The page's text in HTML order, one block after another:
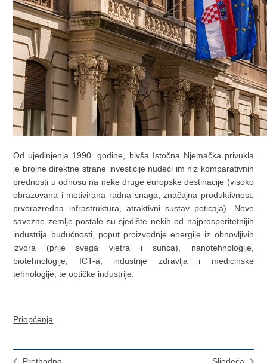
Od ujedinjenja 1990. godine, bivša Istočna Njemačka privukla
je brojne direktne strane investicije nudeći im niz komparativnih
prednosti u odnosu na neke druge europske destinacije (visoko
obrazovana i motivirana radna snaga, značajna produktivnost,
prvorazredna infrastruktura, atraktivni sustav poticaja). Nove
savezne zemlje postale su sjedište nekih od najprosperitetnijih
industrija budućnosti, poput proizvodnje energije iz obnovljivih
izvora (prije svega vjetra i sunca), nanotehnologije,
biotehnologije, ICT-a, industrije zdravlja i medicinske
tehnologije, te optičke industrije.
Priopćenja